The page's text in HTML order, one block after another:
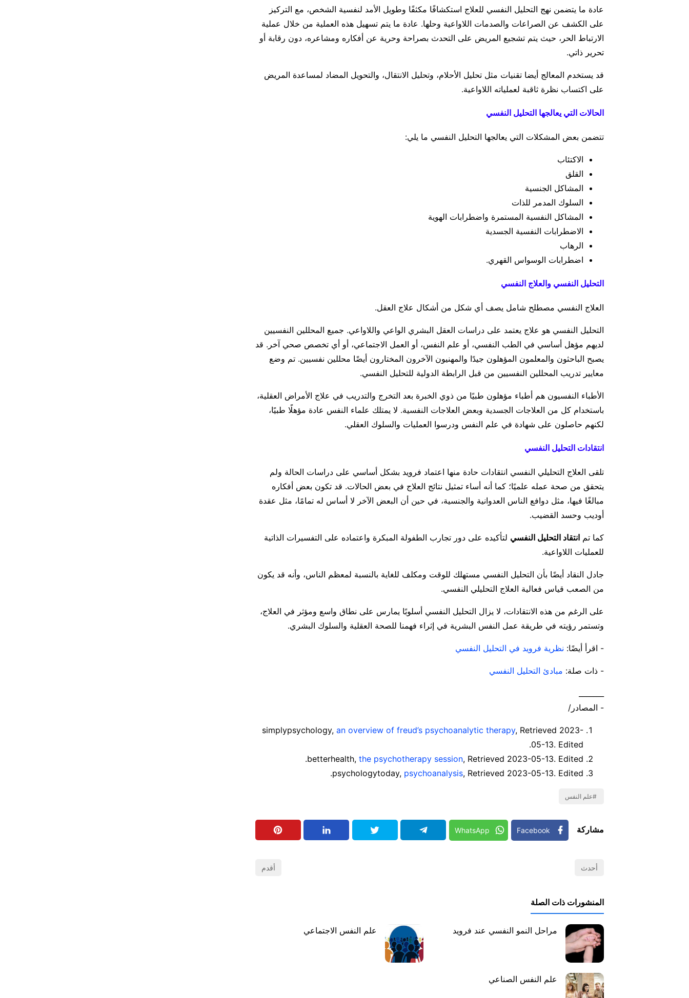
عادة ما يتضمن نهج التحليل النفسي للعلاج استكشافًا مكثفًا وطويل الأمد لنفسية الشخص، مع التركيز
على الكشف عن الصراعات والصدمات اللاواعية وحلها. عادة ما يتم تسهيل هذه العملية من خلال عملية
الارتباط الحر، حيث يتم تشجيع المريض على التحدث بصراحة وحرية عن أفكاره ومشاعره، دون رقابة أو
تحرير ذاتي.
قد يستخدم المعالج أيضا تقنيات مثل تحليل الأحلام، وتحليل الانتقال، والتحويل المضاد لمساعدة المريض
على اكتساب نظرة ثاقبة لعملياته اللاواعية.
الحالات التي يعالجها التحليل النفسي
تتضمن بعض المشكلات التي يعالجها التحليل النفسي ما يلي:
الاكتئاب
القلق
المشاكل الجنسية
السلوك المدمر للذات
المشاكل النفسية المستمرة واضطرابات الهوية
الاضطرابات النفسية الجسدية
الرهاب
اضطرابات الوسواس القهري.
التحليل النفسي والعلاج النفسي
العلاج النفسي مصطلح شامل يصف أي شكل من أشكال علاج العقل.
التحليل النفسي هو علاج يعتمد على دراسات العقل البشري الواعي واللاواعي. جميع المحللين النفسيين
لديهم مؤهل أساسي في الطب النفسي، أو علم النفس، أو العمل الاجتماعي، أو أي تخصص صحي آخر. قد
يصبح الباحثون والمعلمون المؤهلون جيدًا والمهنيون الآخرون المختارون أيضًا محللين نفسيين. تم وضع
معايير تدريب المحللين النفسيين من قبل الرابطة الدولية للتحليل النفسي.
الأطباء النفسيون هم أطباء مؤهلون طبيًا من ذوي الخبرة بعد التخرج والتدريب في علاج الأمراض العقلية،
باستخدام كل من العلاجات الجسدية وبعض العلاجات النفسية. لا يمتلك علماء النفس عادة مؤهلًا طبيًا،
لكنهم حاصلون على شهادة في علم النفس ودرسوا العمليات والسلوك العقلي.
انتقادات التحليل النفسي
تلقى العلاج التحليلي النفسي انتقادات حادة منها اعتماد فرويد بشكل أساسي على دراسات الحالة ولم
يتحقق من صحة عمله علميًا؛ كما أنه أساء تمثيل نتائج العلاج في بعض الحالات. قد تكون بعض أفكاره
مبالغًا فيها، مثل دوافع الناس العدوانية والجنسية، في حين أن البعض الآخر لا أساس له تمامًا، مثل عقدة
أوديب وحسد القضيب.
كما تم انتقاد التحليل النفسي لتأكيده على دور تجارب الطفولة المبكرة واعتماده على التفسيرات الذاتية
للعمليات اللاواعية.
جادل النقاد أيضًا بأن التحليل النفسي مستهلك للوقت ومكلف للغاية بالنسبة لمعظم الناس، وأنه قد يكون
من الصعب قياس فعالية العلاج التحليلي النفسي.
على الرغم من هذه الانتقادات، لا يزال التحليل النفسي أسلوبًا يمارس على نطاق واسع ومؤثر في العلاج،
وتستمر رؤيته في طريقة عمل النفس البشرية في إثراء فهمنا للصحة العقلية والسلوك البشري.
- اقرأ أيضًا: نظرية فرويد في التحليل النفسي
- ذات صلة: مبادئ التحليل النفسي
- المصادر/
simplypsychology, an overview of freud’s psychoanalytic therapy, Retrieved 2023-
05-13. Edited.
betterhealth, the psychotherapy session, Retrieved 2023-05-13. Edited.
psychologytoday, psychoanalysis, Retrieved 2023-05-13. Edited.
علم النفس
مشاركة Facebook
WhatsApp
أحدث أقدم
المنشورات ذات الصلة
مراحل النمو النفسي عند فرويد علم النفس الاجتماعي
علم النفس الصناعي